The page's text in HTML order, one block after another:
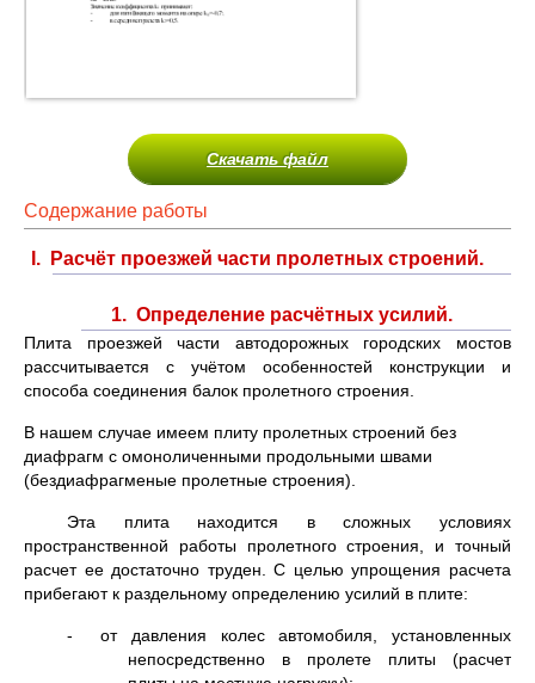
Скачать файл
Содержание работы
I. Расчёт проезжей части пролетных строений.
1. Определение расчётных усилий.
Плита проезжей части автодорожных городских мостов
рассчитывается с учётом особенностей конструкции и
способа соединения балок пролетного строения.
В нашем случае имеем плиту пролетных строений без
диафрагм с омоноличенными продольными швами
(бездиафрагменые пролетные строения).
Эта плита находится в сложных условиях
пространственной работы пролетного строения, и точный
расчет ее достаточно труден. С целью упрощения расчета
прибегают к раздельному определению усилий в плите:
- от давления колес автомобиля, установленных
непосредственно в пролете плиты (расчет